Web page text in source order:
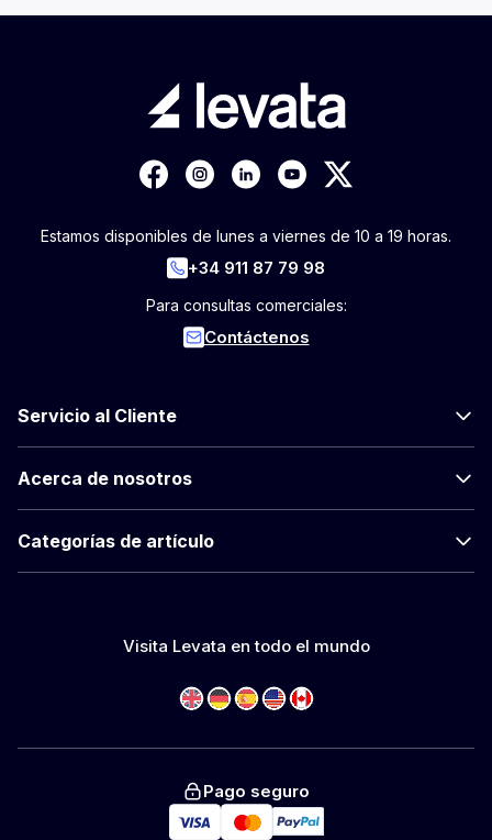
Estamos disponibles de lunes a viernes de 10 a 19 horas.
+34 911 87 79 98
Para consultas comerciales:
Contáctenos
Servicio al Cliente
Acerca de nosotros
Categorías de artículo
Visita Levata en todo el mundo
Pago seguro